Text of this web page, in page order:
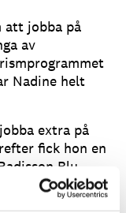
att jobba på
av
Nadine helt
extra på
fick hon en
Blu
hon till
fick då en ny